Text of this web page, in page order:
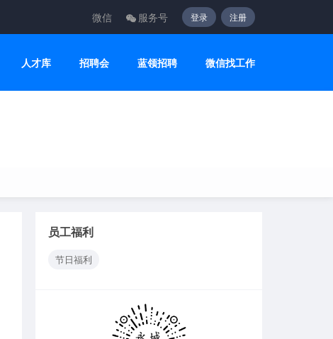
微信 服务号 登录 注册
人才库 招聘会 蓝领招聘 微信找工作
员工福利
节日福利